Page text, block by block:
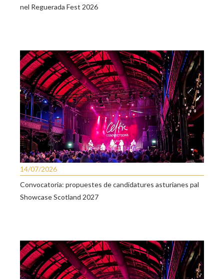
nel Reguerada Fest 2026
14/07/2026
Convocatoria: propuestes de candidatures asturianes pal
Showcase Scotland 2027